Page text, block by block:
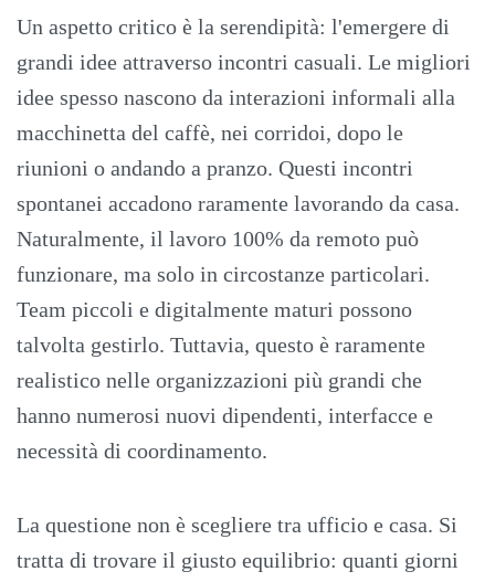
Un aspetto critico è la serendipità: l'emergere di
grandi idee attraverso incontri casuali. Le migliori
idee spesso nascono da interazioni informali alla
macchinetta del caffè, nei corridoi, dopo le
riunioni o andando a pranzo. Questi incontri
spontanei accadono raramente lavorando da casa.
Naturalmente, il lavoro 100% da remoto può
funzionare, ma solo in circostanze particolari.
Team piccoli e digitalmente maturi possono
talvolta gestirlo. Tuttavia, questo è raramente
realistico nelle organizzazioni più grandi che
hanno numerosi nuovi dipendenti, interfacce e
necessità di coordinamento.
La questione non è scegliere tra ufficio e casa. Si
tratta di trovare il giusto equilibrio: quanti giorni